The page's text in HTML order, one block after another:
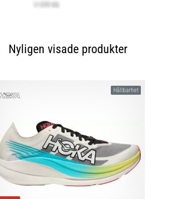
Nyligen visade produkter
Hållbarhet